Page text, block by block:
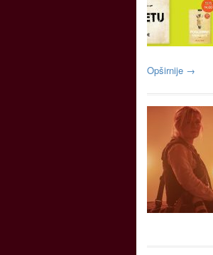
Opširnije →